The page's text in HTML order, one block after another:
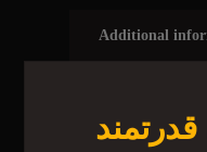
Additional
قدرتمند